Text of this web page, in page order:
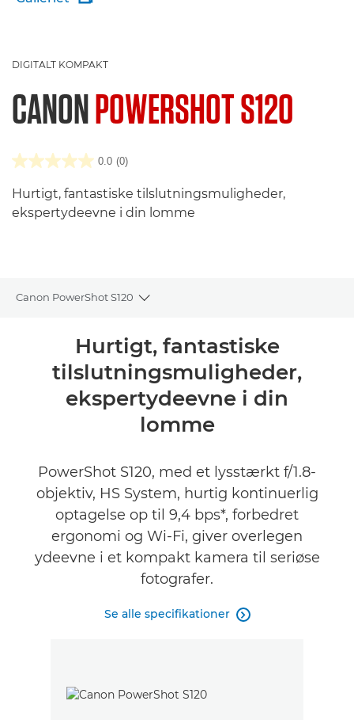
DIGITALT KOMPAKT
CANONPOWERSHOT S120
0.0 (0)
Hurtigt, fantastiske tilslutningsmuligheder,
ekspertydeevne i din lomme
Canon PowerShot S120
Toggle breadcrumbs
Specifikationer
Hurtigt, fantastiske
tilslutningsmuligheder,
ekspertydeevne i din
lomme
PowerShot S120, med et lysstærkt f/1.8-
objektiv, HS System, hurtig kontinuerlig
optagelse op til 9,4 bps*, forbedret
ergonomi og Wi-Fi, giver overlegen
ydeevne i et kompakt kamera til seriøse
fotografer.
Se alle specifikationer 